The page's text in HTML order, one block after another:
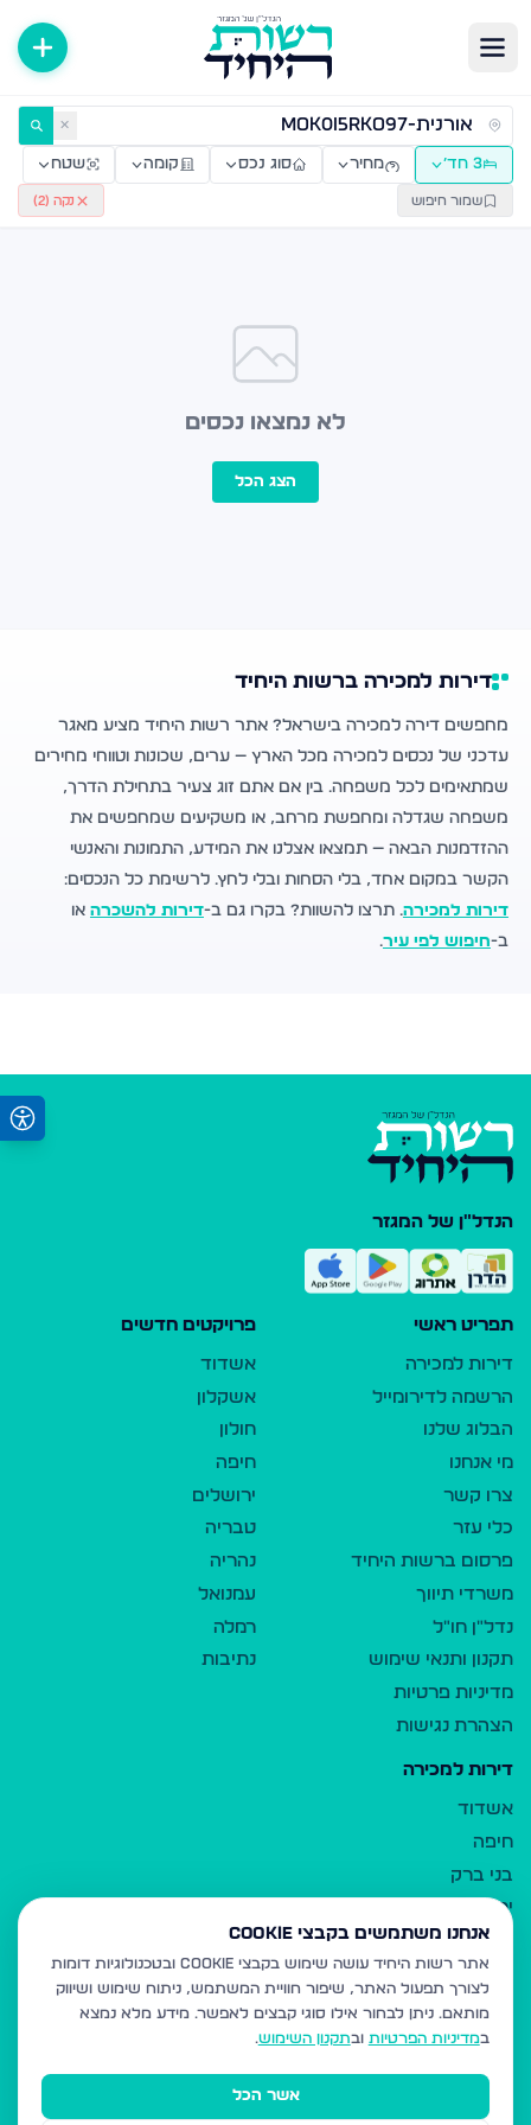
דירות למכירה ולהשכרה — רשות היחיד ✕
3 חד׳ מחיר סוג נכס קומה שטח
שמור חיפוש נקה (2
)
לא נמצאו נכסים
הצג הכל
דירות למכירה ברשות היחיד
מחפשים דירה למכירה בישראל? אתר רשות היחיד מציע מאגר
עדכני של נכסים למכירה מכל הארץ — ערים, שכונות וטווחי מחירים
שמתאימים לכל משפחה. בין אם אתם זוג צעיר בתחילת הדרך,
משפחה שגדלה ומחפשת מרחב, או משקיעים שמחפשים את
ההזדמנות הבאה — תמצאו אצלנו את המידע, התמונות והאנשי
הקשר במקום אחד, בלי הסחות ובלי לחץ. לרשימת כל הנכסים:
דירות למכירה. תרצו להשוות? בקרו גם ב-דירות להשכרה או
ב-חיפוש לפי עיר.
הנדל"ן של המגזר
תפריט ראשי
דירות למכירה
הרשמה לדירומייל
הבלוג שלנו
מי אנחנו
צרו קשר
כלי עזר
פרסום ברשות היחיד
משרדי תיווך
נדל"ן חו"ל
תקנון ותנאי שימוש
מדיניות פרטיות
הצהרת נגישות
פרויקטים חדשים
אשדוד
אשקלון
חולון
חיפה
ירושלים
טבריה
נהריה
עמנואל
רמלה
נתיבות
דירות למכירה
אשדוד
חיפה
בני ברק
ירושלים
אלעד
גבעת זאב
בית שמש
רכסים
מודיעין עילית
אנחנו משתמשים בקבצי Cookie
אתר רשות היחיד עושה שימוש בקבצי Cookie ובטכנולוגיות דומות
לצורך תפעול האתר, שיפור חוויית המשתמש, ניתוח שימוש ושיווק
מותאם. ניתן לבחור אילו סוגי קבצים לאפשר. מידע מלא נמצא
במדיניות הפרטיות ובתקנון השימוש.
אשר הכל